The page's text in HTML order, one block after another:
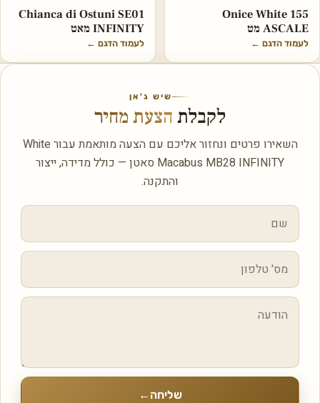
Onice White 155
ASCALE מט
לעמוד הדגם ←
Chianca di Ostuni SE01
INFINITY מאט
לעמוד הדגם ←
שיש ג'אן
לקבלת הצעת מחיר
השאירו פרטים ונחזור אליכם עם הצעה מותאמת עבור White
Macabus MB28 INFINITY סאטן — כולל מדידה, ייצור
והתקנה.
שליחה ←